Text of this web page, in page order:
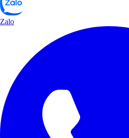
Zalo